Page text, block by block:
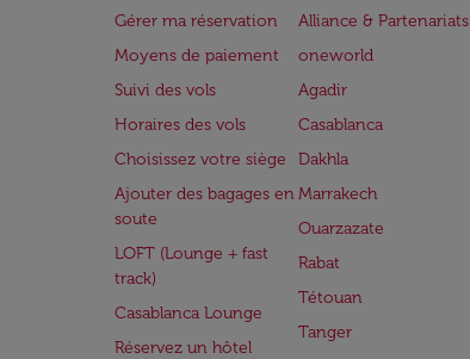
Gérer ma réservation
Moyens de paiement
Suivi des vols
Horaires des vols
Choisissez votre siège
Ajouter des bagages en
soute
LOFT (Lounge + fast
track)
Casablanca Lounge
Réservez un hôtel
Alliance & Partenariats
oneworld
Agadir
Casablanca
Dakhla
Marrakech
Ouarzazate
Rabat
Tétouan
Tanger